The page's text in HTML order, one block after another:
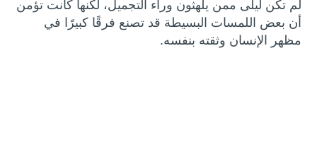
لم تكن ليلى ممن يلهثون وراء التجميل، لكنها كانت تؤمن
أن بعض اللمسات البسيطة قد تصنع فرقًا كبيرًا في
مظهر الإنسان وثقته بنفسه.